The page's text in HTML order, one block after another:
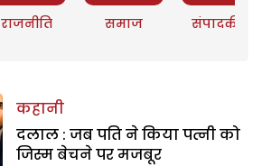
राजनीति समाज संपादकीय
कहानी
दलाल : जब पति ने किया पत्नी को
जिस्म बेचने पर मजबूर